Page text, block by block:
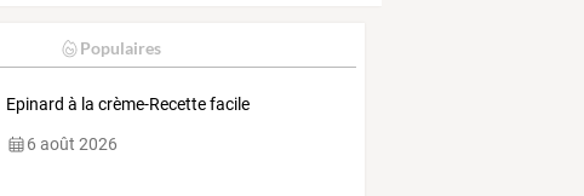
Populaires
Epinard à la crème-Recette facile
6 août 2026